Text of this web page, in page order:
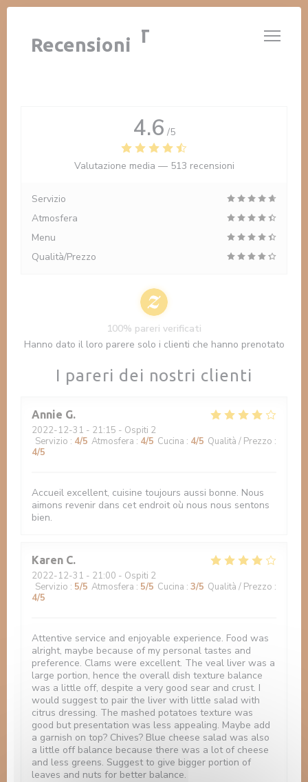
Personalizzazione delle tue scelte sui cookie
LE 14 JUILLET
Recensioni
I pareri dei nostri clienti
Annie G
2022-12-31 - 21:15 - Ospiti 2
Servizio : 4/5 Atmosfera : 4/5 Cucina : 4/5 Qualità / Prezzo :
4/5
Accueil excellent, cuisine toujours aussi bonne. Nous
aimons revenir dans cet endroit où nous nous sentons
bien.
Karen C
2022-12-31 - 21:00 - Ospiti 2
Servizio : 5/5 Atmosfera : 5/5 Cucina : 3/5 Qualità / Prezzo :
4/5
Attentive service and enjoyable experience. Food was
alright, maybe because of my personal tastes and
preference. Clams were excellent. The veal liver was a
large portion, hence the overall dish texture balance
was a little off, despite a very good sear and crust. I
would suggest to pair the liver with little salad with
citrus dressing. The mashed potatoes texture was
good but presentation was less appealing. Maybe add
a garnish on top? Chives? Blue cheese salad was also
a little off balance because there was a lot of cheese
and less greens. Suggest to give bigger portion of
leaves and nuts for better balance.
4.6 /5
Valutazione media — 513 recensioni
Servizio
Atmosfera
Menu
Qualità/Prezzo
100% pareri verificati
Hanno dato il loro parere solo i clienti che hanno prenotato